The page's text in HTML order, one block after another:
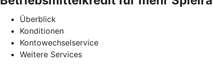
Überblick
Konditionen
Kontowechselservice
Weitere Services